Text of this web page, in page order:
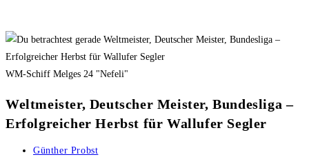
WM-Schiff Melges 24 "Nefeli"
Weltmeister, Deutscher Meister, Bundesliga –
Erfolgreicher Herbst für Wallufer Segler
Beitrags-
Günther Probst